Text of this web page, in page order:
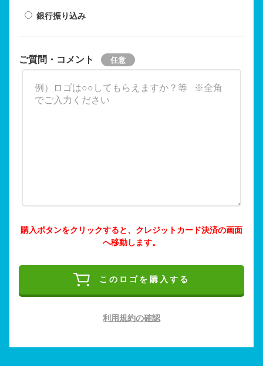
銀行振り込み
ご質問・コメント
購入ボタンをクリックすると、クレジットカード決済の画面
へ移動します。
このロゴを購入する
利用規約の確認